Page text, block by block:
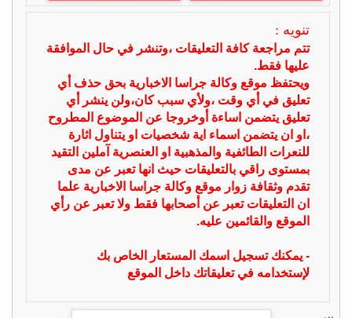
تنويه :
تتم مراجعة كافة التعليقات ،وتنشر في حال الموافقة
عليها فقط.
ويحتفظ موقع وكالة جراسا الاخبارية بحق حذف أي
تعليق في أي وقت ،ولأي سبب كان،ولن ينشر أي
تعليق يتضمن اساءة أوخروجا عن الموضوع المطروح
،او ان يتضمن اسماء اية شخصيات او يتناول اثارة
للنعرات الطائفية والمذهبية او العنصرية آملين التقيد
بمستوى راقي بالتعليقات حيث انها تعبر عن مدى
تقدم وثقافة زوار موقع وكالة جراسا الاخبارية علما
ان التعليقات تعبر عن أصحابها فقط ولا تعبر عن رأي
الموقع والقائمين عليه.
- يمكنك تسجيل اسمك المستعار الخاص بك
لإستخدامه في تعليقاتك داخل الموقع